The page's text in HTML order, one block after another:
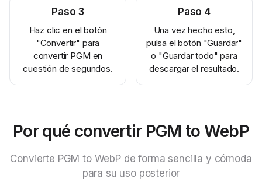
Paso 3
Haz clic en el botón
"Convertir" para
convertir PGM en
cuestión de segundos.
Paso 4
Una vez hecho esto,
pulsa el botón "Guardar"
o "Guardar todo" para
descargar el resultado.
Por qué convertir PGM to WebP
Convierte PGM to WebP de forma sencilla y cómoda
para su uso posterior